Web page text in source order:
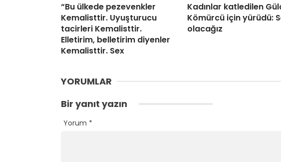
“Bu ülkede pezevenkler
Kemalisttir. Uyuşturucu
tacirleri Kemalisttir.
Elletirim, belletirim diyenler
Kemalisttir. Sex
Kadınlar katledilen
Kömürcü için yürüdü:
olacağız
YORUMLAR
Bir yanıt yazın
Yorum *